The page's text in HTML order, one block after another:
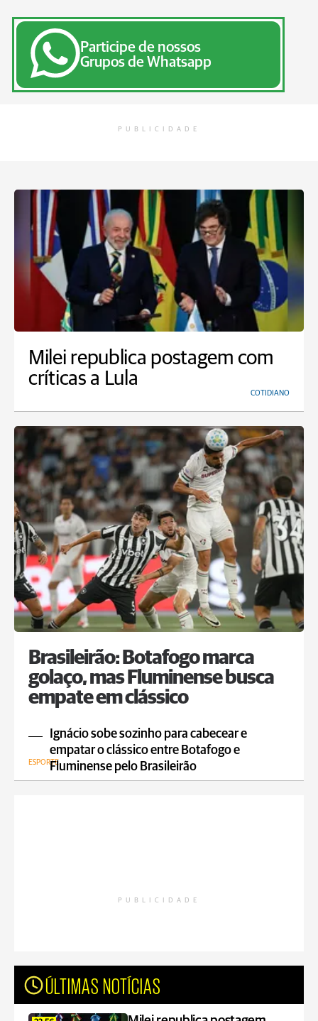
Participe de nossos
Grupos de Whatsapp
PUBLICIDADE
Milei republica postagem com
críticas a Lula
COTIDIANO
Brasileirão: Botafogo marca
golaço, mas Fluminense busca
empate em clássico
Ignácio sobe sozinho para cabecear e
empatar o clássico entre Botafogo e
Fluminense pelo Brasileirão
ESPORTE
PUBLICIDADE
ÚLTIMAS NOTÍCIAS